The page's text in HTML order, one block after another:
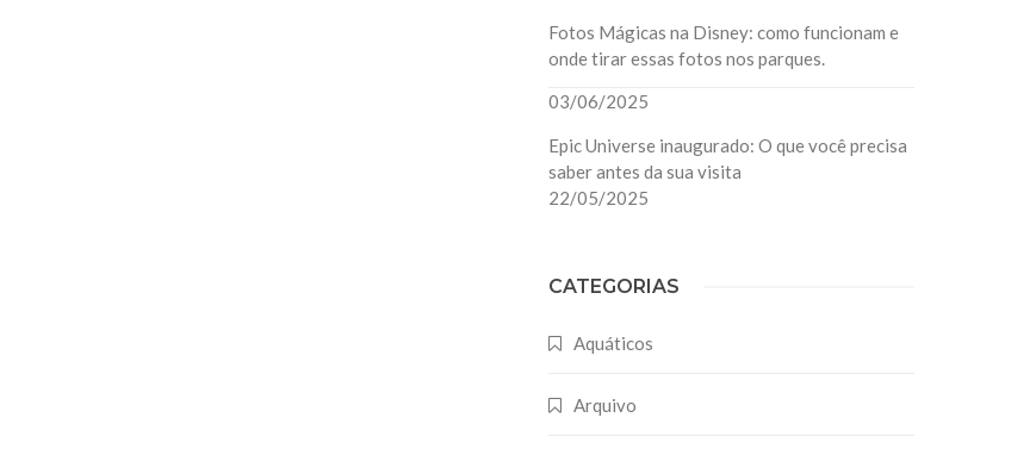
Fotos Mágicas na Disney: como funcionam e
onde tirar essas fotos nos parques.
03/06/2025
Epic Universe inaugurado: O que você precisa
saber antes da sua visita
22/05/2025
CATEGORIAS
Aquáticos
Arquivo